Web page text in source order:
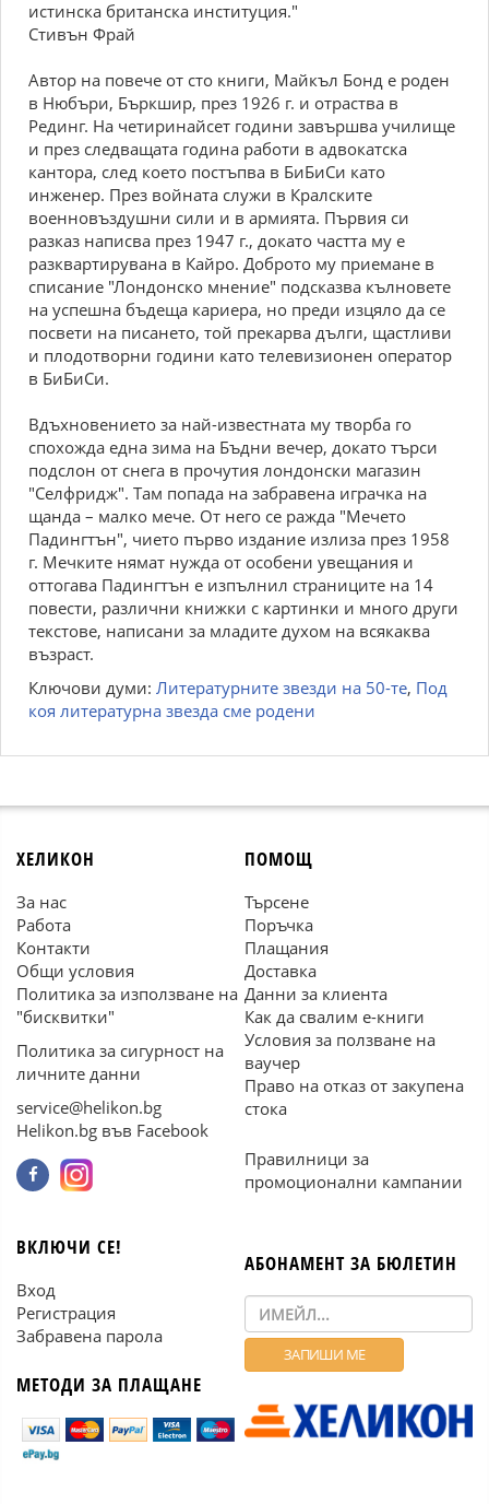
истинска британска институция."
Стивън Фрай
Автор на повече от сто книги, Майкъл Бонд е роден
в Нюбъри, Бъркшир, през 1926 г. и отраства в
Рединг. На четиринайсет години завършва училище
и през следващата година работи в адвокатска
кантора, след което постъпва в БиБиСи като
инженер. През войната служи в Кралските
военновъздушни сили и в армията. Първия си
разказ написва през 1947 г., докато частта му е
разквартирувана в Кайро. Доброто му приемане в
списание "Лондонско мнение" подсказва кълновете
на успешна бъдеща кариера, но преди изцяло да се
посвети на писането, той прекарва дълги, щастливи
и плодотворни години като телевизионен оператор
в БиБиСи.
Вдъхновението за най-известната му творба го
спохожда една зима на Бъдни вечер, докато търси
подслон от снега в прочутия лондонски магазин
"Селфридж". Там попада на забравена играчка на
щанда – малко мече. От него се ражда "Мечето
Падингтън", чието първо издание излиза през 1958
г. Мечките нямат нужда от особени увещания и
оттогава Падингтън е изпълнил страниците на 14
повести, различни книжки с картинки и много други
текстове, написани за младите духом на всякаква
възраст.
Ключови думи: Литературните звезди на 50-те, Под
коя литературна звезда сме родени
ХЕЛИКОН
За нас
Работа
Контакти
Общи условия
Политика за използване на
"бисквитки"
Политика за сигурност на
личните данни
service@helikon.bg
Helikon.bg във Facebook
ПОМОЩ
Търсене
Поръчка
Плащания
Доставка
Данни за клиента
Как да свалим е-книги
Условия за ползване на
ваучер
Право на отказ от закупена
стока
Правилници за
промоционални кампании
ВКЛЮЧИ СЕ!
Вход
Регистрация
Забравена парола
МЕТОДИ ЗА ПЛАЩАНЕ
АБОНАМЕНТ ЗА БЮЛЕТИН